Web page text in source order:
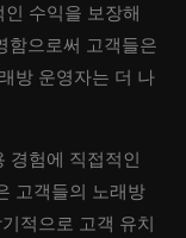
수익을 보장해
함으로써 고객들은
방 운영자는 더 나
경험에 직접적인
고객들의 노래방
적으로 고객 유치